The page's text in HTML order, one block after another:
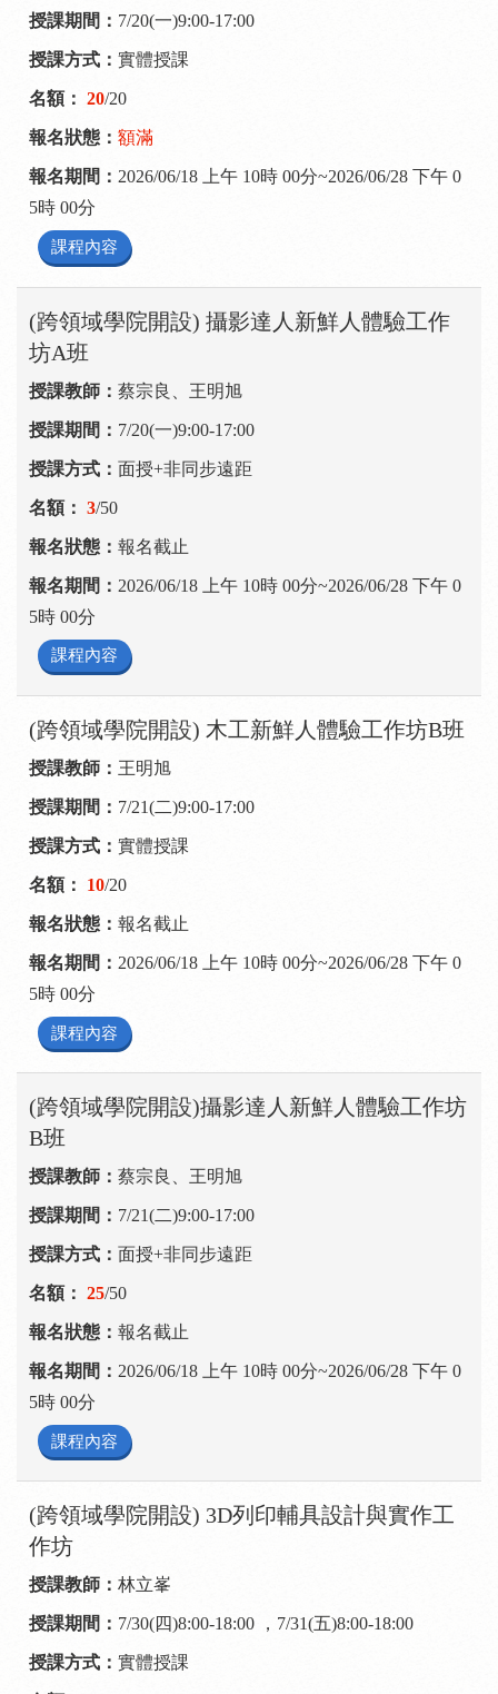
7/20(一)9:00-17:00
實體授課
20/20
額滿
2026/06/18 上午 10時 00分~2026/06/28 下午 0
5時 00分
課程內容
(跨領域學院開設) 攝影達人新鮮人體驗工作
坊A班
蔡宗良、王明旭
7/20(一)9:00-17:00
面授+非同步遠距
3/50
報名截止
2026/06/18 上午 10時 00分~2026/06/28 下午 0
5時 00分
課程內容
(跨領域學院開設) 木工新鮮人體驗工作坊B班
王明旭
7/21(二)9:00-17:00
實體授課
10/20
報名截止
2026/06/18 上午 10時 00分~2026/06/28 下午 0
5時 00分
課程內容
(跨領域學院開設)攝影達人新鮮人體驗工作坊
B班
蔡宗良、王明旭
7/21(二)9:00-17:00
面授+非同步遠距
25/50
報名截止
2026/06/18 上午 10時 00分~2026/06/28 下午 0
5時 00分
課程內容
(跨領域學院開設) 3D列印輔具設計與實作工
作坊
林立峯
7/30(四)8:00-18:00 ，7/31(五)8:00-18:00
實體授課